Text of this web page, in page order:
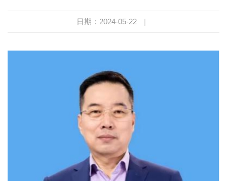
日期：2024-05-22 |